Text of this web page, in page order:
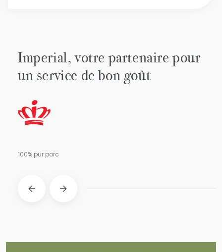
Imperial, votre partenaire pour
un service de bon goût
100% pur porc